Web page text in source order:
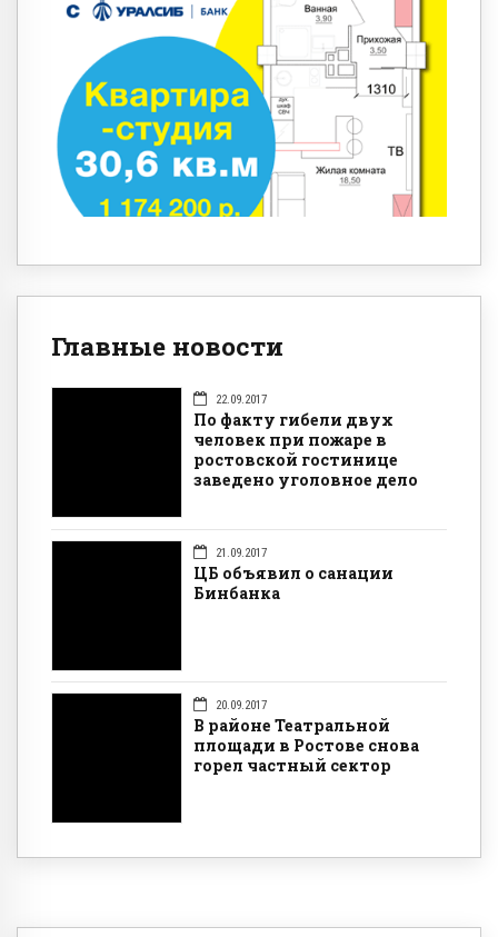
Главные новости
22.09.2017
По факту гибели двух
человек при пожаре в
ростовской гостинице
заведено уголовное дело
21.09.2017
ЦБ объявил о санации
Бинбанка
20.09.2017
В районе Театральной
площади в Ростове снова
горел частный сектор